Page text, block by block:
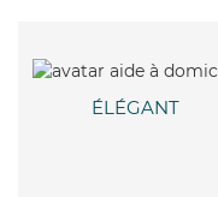
ÉLÉGANT